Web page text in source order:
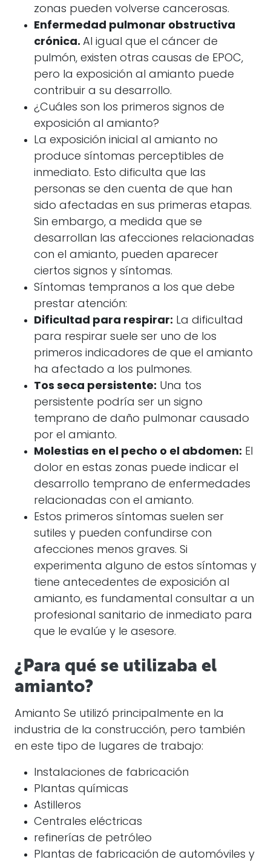
zonas pueden volverse cancerosas.
Enfermedad pulmonar obstructiva
crónica. Al igual que el cáncer de
pulmón, existen otras causas de EPOC,
pero la exposición al amianto puede
contribuir a su desarrollo.
¿Cuáles son los primeros signos de
exposición al amianto?
La exposición inicial al amianto no
produce síntomas perceptibles de
inmediato. Esto dificulta que las
personas se den cuenta de que han
sido afectadas en sus primeras etapas.
Sin embargo, a medida que se
desarrollan las afecciones relacionadas
con el amianto, pueden aparecer
ciertos signos y síntomas.
Síntomas tempranos a los que debe
prestar atención:
Dificultad para respirar: La dificultad
para respirar suele ser uno de los
primeros indicadores de que el amianto
ha afectado a los pulmones.
Tos seca persistente: Una tos
persistente podría ser un signo
temprano de daño pulmonar causado
por el amianto.
Molestias en el pecho o el abdomen: El
dolor en estas zonas puede indicar el
desarrollo temprano de enfermedades
relacionadas con el amianto.
Estos primeros síntomas suelen ser
sutiles y pueden confundirse con
afecciones menos graves. Si
experimenta alguno de estos síntomas y
tiene antecedentes de exposición al
amianto, es fundamental consultar a un
profesional sanitario de inmediato para
que le evalúe y le asesore.
¿Para qué se utilizaba el
amianto?
Amianto Se utilizó principalmente en la
industria de la construcción, pero también
en este tipo de lugares de trabajo:
Instalaciones de fabricación
Plantas químicas
Astilleros
Centrales eléctricas
refinerías de petróleo
Plantas de fabricación de automóviles y